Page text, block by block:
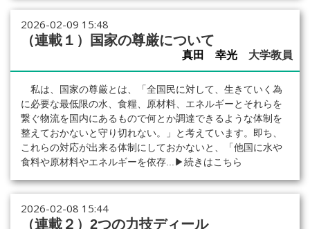
2026-02-09 15:48
（連載１）国家の尊厳について
真田 幸光 大学教員
私は、国家の尊厳とは、「全国民に対して、生きていく為
に必要な最低限の水、食糧、原材料、エネルギーとそれらを
繋ぐ物流を国内にあるもので何とか調達できるような体制を
整えておかないと守り切れない。」と考えています。即ち、
これらの対応が出来る体制にしておかないと、「他国に水や
食料や原材料やエネルギーを依存...
▶続きはこちら
2026-02-08 15:44
（連載２）2つの力技ディール